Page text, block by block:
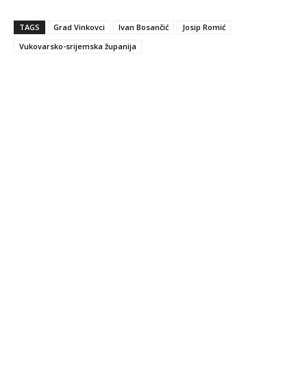
TAGS Grad Vinkovci Ivan Bosančić
Josip Romić
Vukovarsko-srijemska županija